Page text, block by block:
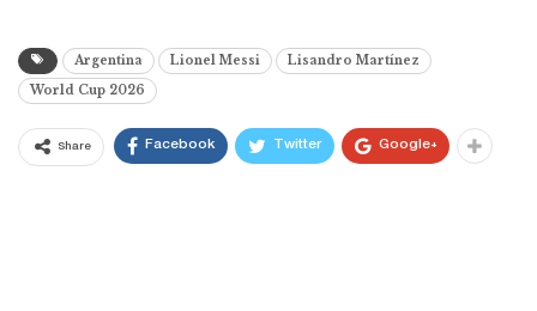
Argentina Lionel Messi
Lisandro Martínez
World Cup 2026
Share Facebook Twitter Google+